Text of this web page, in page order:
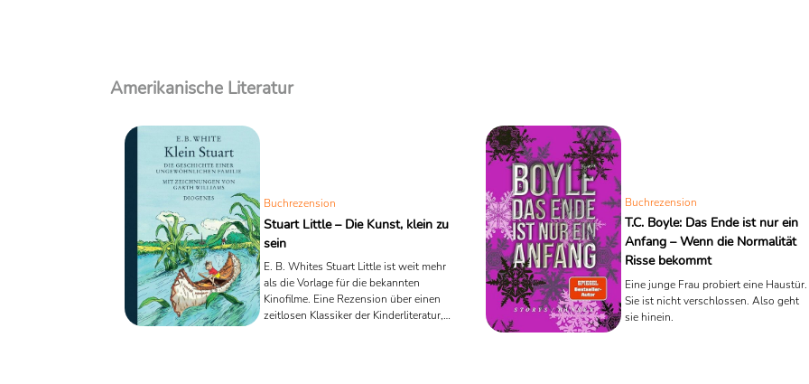
Amerikanische Literatur
Buchrezension
Stuart Little – Die Kunst, klein zu
sein
E. B. Whites Stuart Little ist weit mehr
als die Vorlage für die bekannten
Kinofilme. Eine Rezension über einen
zeitlosen Klassiker der Kinderliteratur,
Buchrezension
T.C. Boyle: Das Ende ist nur ein
Anfang – Wenn die Normalität
Risse bekommt
Eine junge Frau probiert eine Haustür.
Sie ist nicht verschlossen. Also geht
sie hinein.